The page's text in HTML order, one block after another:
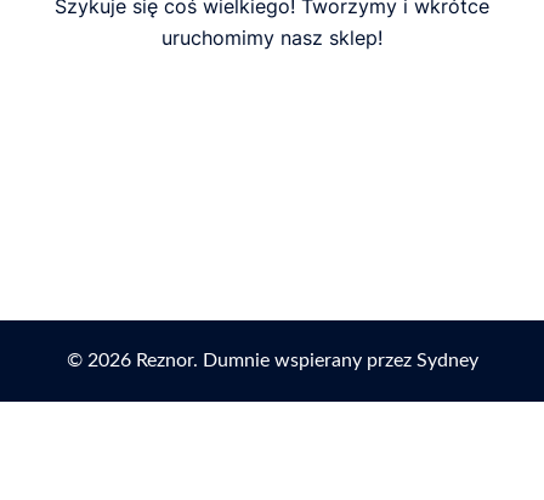
Szykuje się coś wielkiego! Tworzymy i wkrótce
uruchomimy nasz sklep!
© 2026 Reznor. Dumnie wspierany przez Sydney